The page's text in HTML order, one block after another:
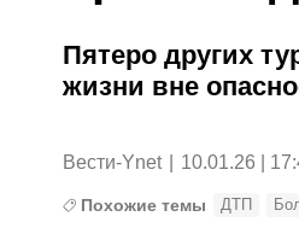
Пятеро других
жизни вне
Вести-Ynet 10.01.26 |
Похожие темы ДТП